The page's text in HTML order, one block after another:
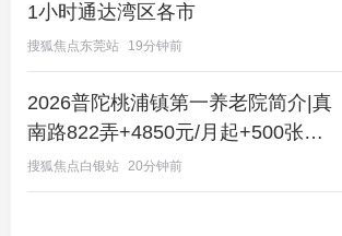
1小时通达湾区各市
搜狐焦点东莞站 19分钟前
2026普陀桃浦镇第一养老院简介|真
南路822弄+4850元/月起+500张床
位
搜狐焦点白银站 20分钟前